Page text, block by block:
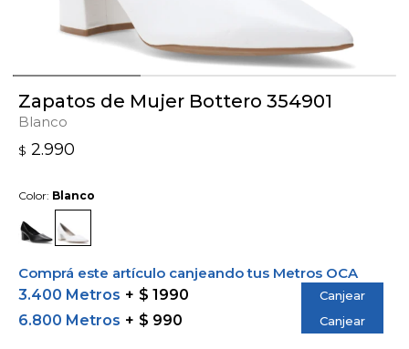
Zapatos de Mujer Bottero 354901
Blanco
$ 2.990
Color: Blanco
Comprá este artículo canjeando tus Metros OCA
3.400 Metros
$ 1990 Canjear
6.800 Metros $ 990 Canjear